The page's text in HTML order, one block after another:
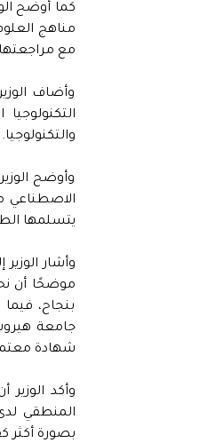
كما أوضح
مناهج
مع
وأضاف
والتكنولوجيا.
وأوضح
الاصطناعي
يتسلمها
بنجاح،
جامعة
شهادة
وأكد
المنطقي
بصورة أكثر